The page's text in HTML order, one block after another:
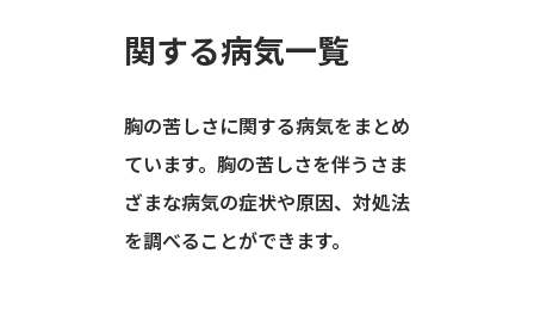
関する病気一覧
胸の苦しさに関する病気をまとめ
ています。胸の苦しさを伴うさま
ざまな病気の症状や原因、対処法
を調べることができます。